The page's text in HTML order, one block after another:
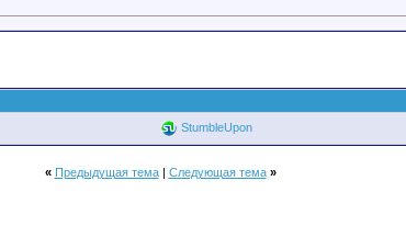
StumbleUpon
« Предыдущая тема| Следующая тема »